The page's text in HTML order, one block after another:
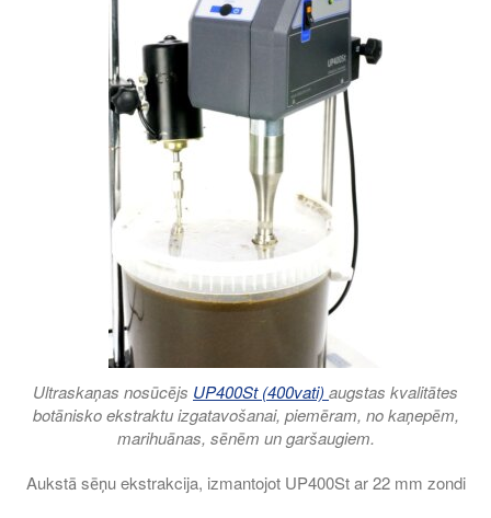
Ultraskaņas nosūcējs UP400St (400vati) augstas kvalitātes
botānisko ekstraktu izgatavošanai, piemēram, no kaņepēm,
marihuānas, sēnēm un garšaugiem.
Aukstā sēņu ekstrakcija, izmantojot UP400St ar 22 mm zondi